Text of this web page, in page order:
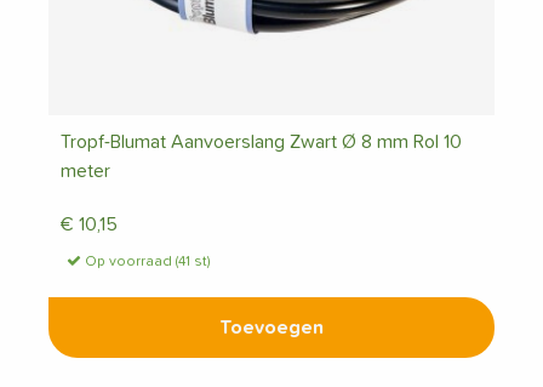
Tropf-Blumat Aanvoerslang Zwart Ø 8 mm Rol 10
meter
€ 10,15
Op voorraad (41 st)
Toevoegen